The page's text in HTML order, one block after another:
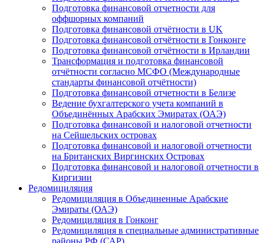
Подготовка финансовой отчетности для
оффшорных компаний
Подготовка финансовой отчётности в UK
Подготовка финансовой отчётности в Гонконге
Подготовка финансовой отчётности в Ирландии
Трансформация и подготовка финансовой
отчётности согласно МСФО (Международные
стандарты финансовой отчётности)
Подготовка финансовой отчетности в Белизе
Ведение бухгалтерского учета компаний в
Объединённых Арабских Эмиратах (ОАЭ)
Подготовка финансовой и налоговой отчетности
на Сейшельских островах
Подготовка финансовой и налоговой отчетности
на Британских Виргинских Островах
Подготовка финансовой и налоговой отчетности в
Киргизии
Редомициляция
Редомициляция в Объединенные Арабские
Эмираты (ОАЭ)
Редомициляция в Гонконг
Редомициляция в специальные административные
районы РФ (САР)